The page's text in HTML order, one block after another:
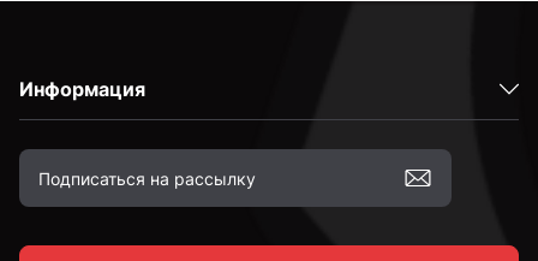
М10
М12
Информация